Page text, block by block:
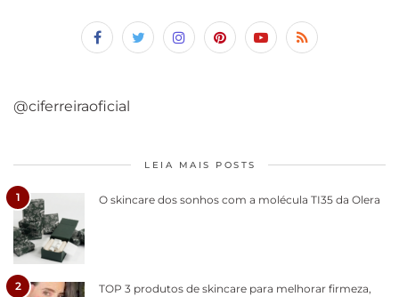
@ciferreiraoficial
LEIA MAIS POSTS
1 O skincare dos sonhos com a molécula TI35 da Olera
2
TOP 3 produtos de skincare para melhorar firmeza,